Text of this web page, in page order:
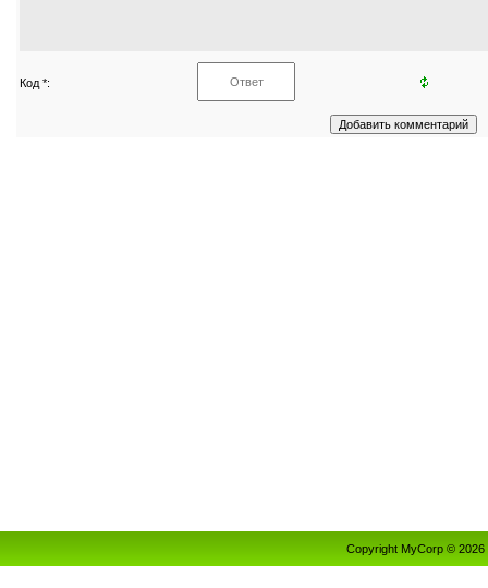
Код *:
Copyright MyCorp © 2026